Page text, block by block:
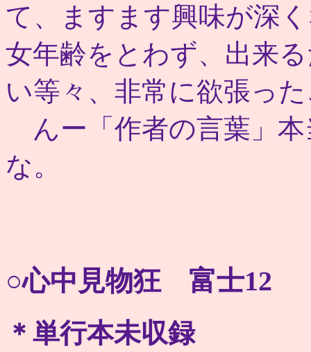
て、ますます興味が深
女年齢をとわず、出来
い等々、非常に欲張っ
んー「作者の言葉」
な。
○心中見物狂 富士12
＊単行本未収録